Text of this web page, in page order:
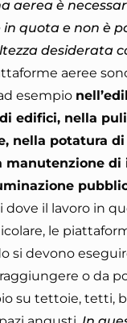
aerea è
quota e non è
desiderata
aeree
esempio
edifici, nella
nella potatura
manutenzione di
il lavoro in
le
si devono
o da
su tettoie, tetti,